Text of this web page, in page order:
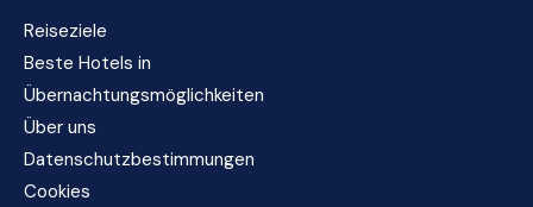
Reiseziele
Beste Hotels in
Übernachtungsmöglichkeiten
Über uns
Datenschutzbestimmungen
Cookies